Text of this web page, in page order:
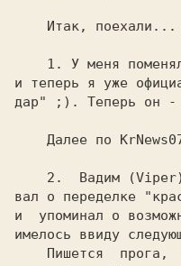
и теперь я уже
дар" ;). Теперь он -
вал о переделке
и  упоминал о
имелось ввиду